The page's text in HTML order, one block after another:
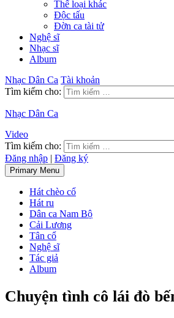
Thể loại khác
Độc tấu
Đờn ca tài tử
Nghệ sĩ
Nhạc sĩ
Album
Nhạc Dân Ca Tài khoản
Tìm kiếm cho:
Nhạc Dân Ca
Video
Tìm kiếm cho:
Đăng nhập | Đăng ký
Primary Menu
Hát chèo cổ
Hát ru
Dân ca Nam Bộ
Cải Lương
Tân cổ
Nghệ sĩ
Tác giả
Album
Chuyện tình cô lái đò